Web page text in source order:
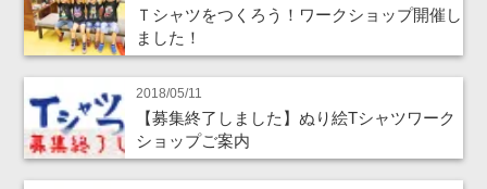
Ｔシャツをつくろう！ワークショップ開催し
ました！
2018/05/11
【募集終了しました】ぬり絵Tシャツワーク
ショップご案内